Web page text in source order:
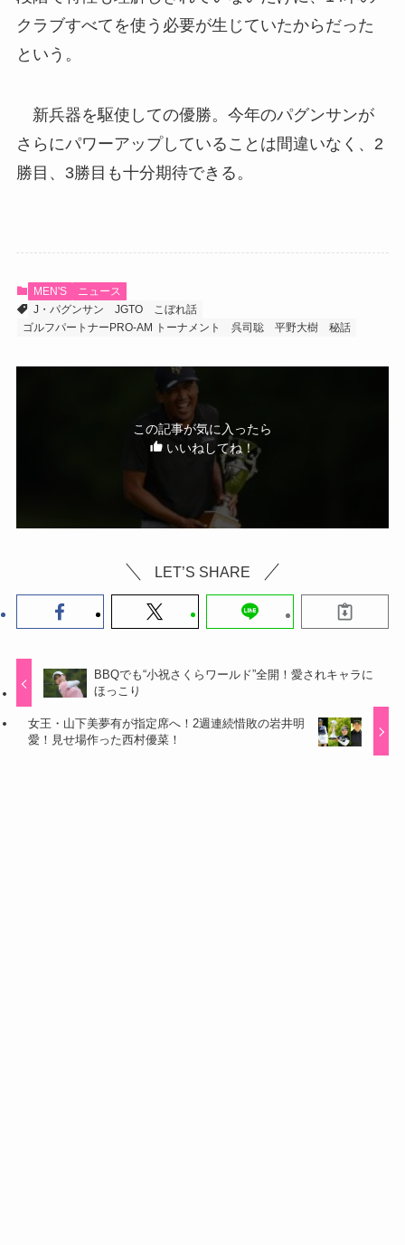
クラブすべてを使う必要が生じていたからだった
という。
新兵器を駆使しての優勝。今年のパグンサンが
さらにパワーアップしていることは間違いなく、2
勝目、3勝目も十分期待できる。
MEN'S
ニュース
J・パグンサン
JGTO
こぼれ話
ゴルフパートナーPRO-AM トーナメント
呉司聡 平野大樹 秘話
この記事が気に入ったら
いいねしてね！
LET’S SHARE
BBQでも“小祝さくらワールド”全開！愛されキャラに
ほっこり
女王・山下美夢有が指定席へ！2週連続惜敗の岩井明
愛！見せ場作った西村優菜！